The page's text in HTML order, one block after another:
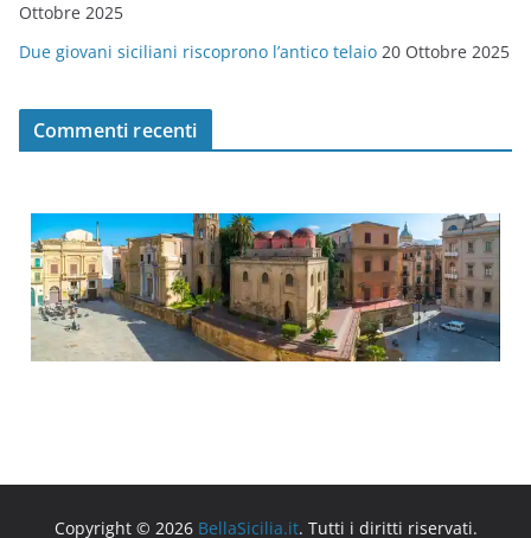
Ottobre 2025
Due giovani siciliani riscoprono l’antico telaio 20 Ottobre 2025
Commenti recenti
Copyright © 2026 BellaSicilia.it. Tutti i diritti riservati.